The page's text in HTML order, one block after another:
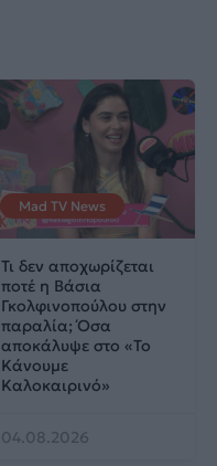
Mad TV News
Τι δεν αποχωρίζεται
ποτέ η Βάσια
Γκολφινοπούλου στην
παραλία; Όσα
αποκάλυψε στο «Το
Κάνουμε
Καλοκαιρινό»
04.08.2026